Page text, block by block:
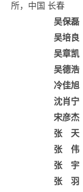
所，中国 长春
吴保磊
吴培良
吴章凯
吴德浩
冷佳旭
沈肖宁
宋彦杰
张 天
张 伟
张 宇
张 羽